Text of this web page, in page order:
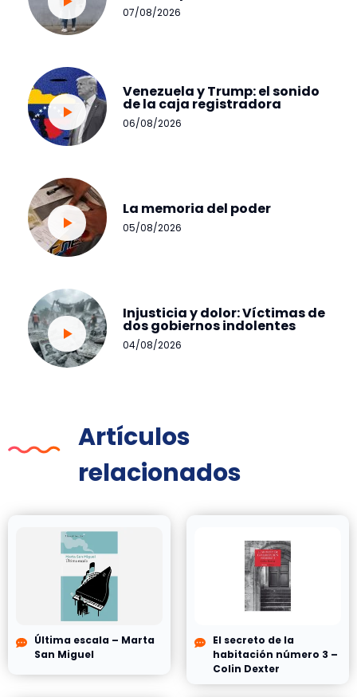
07/08/2026
Venezuela y Trump: el sonido
de la caja registradora
06/08/2026
La memoria del poder
05/08/2026
Injusticia y dolor: Víctimas de
dos gobiernos indolentes
04/08/2026
Artículos
relacionados
Última escala – Marta
San Miguel
El secreto de la
habitación número 3 –
Colin Dexter